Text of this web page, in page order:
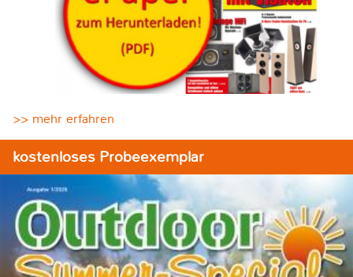
>> mehr erfahren
kostenloses Probeexemplar